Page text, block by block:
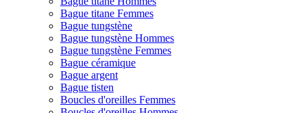
Bague titane Femmes
Bague tungstène
Bague tungstène Hommes
Bague tungstène Femmes
Bague céramique
Bague argent
Bague tisten
Boucles d'oreilles Femmes